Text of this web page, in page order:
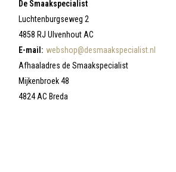
De Smaakspecialist
Luchtenburgseweg 2
4858 RJ Ulvenhout AC
E-mail: webshop@desmaakspecialist.nl
Afhaaladres de Smaakspecialist
Mijkenbroek 48
4824 AC Breda